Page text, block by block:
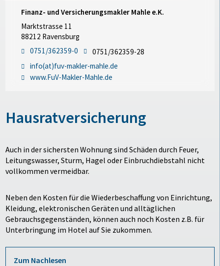
Finanz- und Versicherungsmakler Mahle e.K.
Marktstrasse 11
88212 Ravensburg
0751/362359-0
0751/362359-28
info(at)fuv-makler-mahle.de
www.FuV-Makler-Mahle.de
Hausratversicherung
Auch in der sichersten Wohnung sind Schäden durch Feuer,
Leitungswasser, Sturm, Hagel oder Einbruchdiebstahl nicht
vollkommen vermeidbar.
Neben den Kosten für die Wiederbeschaffung von Einrichtung,
Kleidung, elektronischen Geräten und alltäglichen
Gebrauchsgegenständen, können auch noch Kosten z.B. für
Unterbringung im Hotel auf Sie zukommen.
Zum Nachlesen